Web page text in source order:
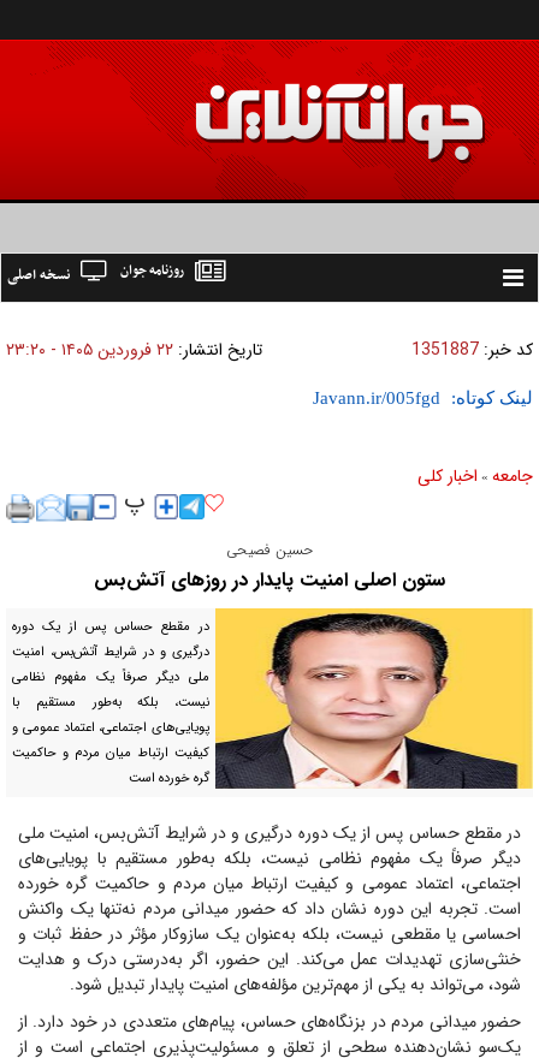
Toggle
نسخه اصلی روزنامه جوان
کد خبر: 1351887 تاریخ انتشار: ۲۲ فروردين ۱۴۰۵ - ۲۳:۲۰
لینک کوتاه:
جامعه » اخبار كلی
حسین فصیحی
ستون اصلی امنیت پایدار در روز‌های آتش‌بس
در مقطع حساس پس از یک دوره
درگیری و در شرایط آتش‌بس، امنیت
ملی دیگر صرفاً یک مفهوم نظامی
نیست، بلکه به‌طور مستقیم با
پویایی‌های اجتماعی، اعتماد عمومی و
کیفیت ارتباط میان مردم و حاکمیت
گره خورده است
در مقطع حساس پس از یک دوره درگیری و در شرایط آتش‌بس، امنیت ملی
دیگر صرفاً یک مفهوم نظامی نیست، بلکه به‌طور مستقیم با پویایی‌های
اجتماعی، اعتماد عمومی و کیفیت ارتباط میان مردم و حاکمیت گره خورده
است. تجربه این دوره نشان داد که حضور میدانی مردم نه‌تنها یک واکنش
احساسی یا مقطعی نیست، بلکه به‌عنوان یک سازوکار مؤثر در حفظ ثبات و
خنثی‌سازی تهدیدات عمل می‌کند. این حضور، اگر به‌درستی درک و هدایت
شود، می‌تواند به یکی از مهم‌ترین مؤلفه‌های امنیت پایدار تبدیل شود.
حضور میدانی مردم در بزنگاه‌های حساس، پیام‌های متعددی در خود دارد. از
یک‌سو نشان‌دهنده سطحی از تعلق و مسئولیت‌پذیری اجتماعی است و از